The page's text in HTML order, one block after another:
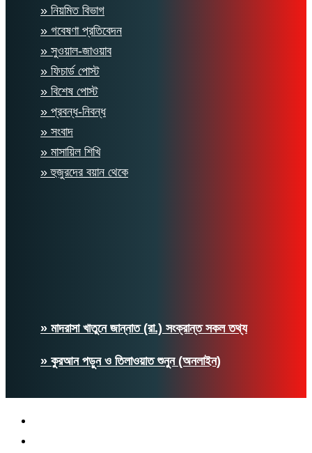
» নিয়মিত বিভাগ
» গবেষণা প্রতিবেদন
» সুওয়াল-জাওয়াব
» ফিচার্ড পোস্ট
» বিশেষ পোস্ট
» প্রবন্ধ-নিবন্ধ
» সংবাদ
» মাসায়িল শিখি
» হুজুরদের বয়ান থেকে
» মাদরাসা খাতুনে জান্নাত (রা.) সংক্রান্ত সকল তথ্য
» কুরআন পড়ুন ও তিলাওয়াত শুনুন (অনলাইন)